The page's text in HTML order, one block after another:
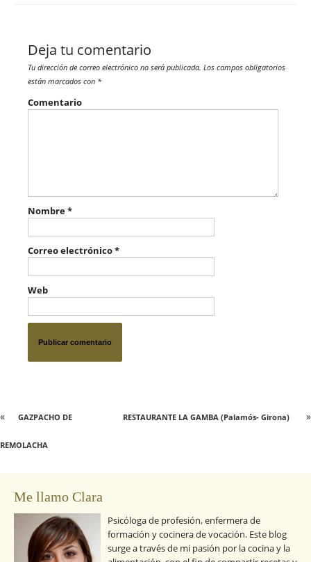
Deja tu comentario
Tu dirección de correo electrónico no será publicada. Los campos obligatorios
están marcados con *
Comentario
Nombre*
Correo electrónico*
Web
RESTAURANTE LA GAMBA (Palamós- Girona) »
« GAZPACHO DE
REMOLACHA
Me llamo Clara
Psicóloga de profesión, enfermera de
formación y cocinera de vocación. Este blog
surge a través de mi pasión por la cocina y la